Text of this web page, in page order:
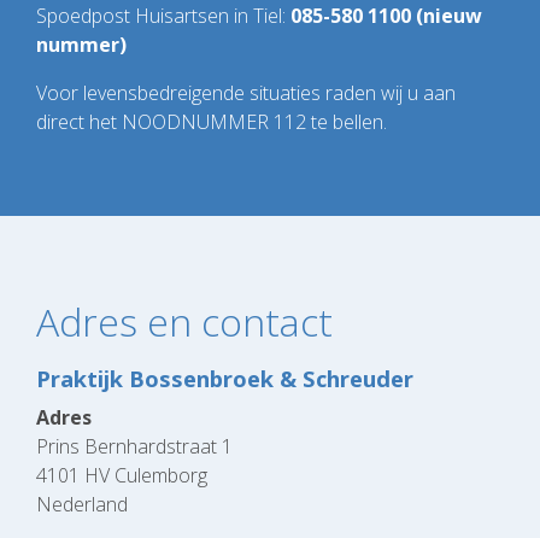
Spoedpost Huisartsen in Tiel: 085-580 1100 (nieuw
nummer)
Voor levensbedreigende situaties raden wij u aan
direct het NOODNUMMER 112 te bellen.
Adres en contact
Praktijk Bossenbroek & Schreuder
Adres
Prins Bernhardstraat 1
4101 HV Culemborg
Nederland